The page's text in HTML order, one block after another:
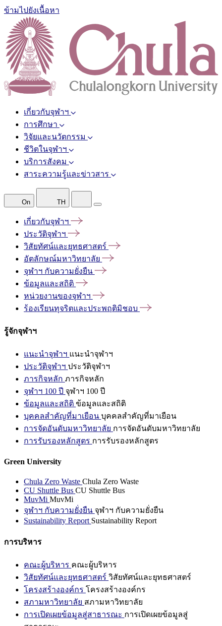
ข้ามไปยังเนื้อหา
เกี่ยวกับจุฬาฯ
การศึกษา
วิจัยและนวัตกรรม
ชีวิตในจุฬาฯ
บริการสังคม
สาระความรู้และข่าวสาร
On TH
เกี่ยวกับจุฬาฯ
ประวัติจุฬาฯ
วิสัยทัศน์และยุทธศาสตร์
อัตลักษณ์มหาวิทยาลัย
จุฬาฯ กับความยั่งยืน
ข้อมูลและสถิติ
หน่วยงานของจุฬาฯ
ร้องเรียนทุจริตและประพฤติมิชอบ
รู้จักจุฬาฯ
แนะนำจุฬาฯ แนะนำจุฬาฯ
ประวัติจุฬาฯ ประวัติจุฬาฯ
ภารกิจหลัก ภารกิจหลัก
จุฬาฯ 100 ปี จุฬาฯ 100 ปี
ข้อมูลและสถิติ ข้อมูลและสถิติ
บุคคลสำคัญที่มาเยือน บุคคลสำคัญที่มาเยือน
การจัดอันดับมหาวิทยาลัย การจัดอันดับมหาวิทยาลัย
การรับรองหลักสูตร การรับรองหลักสูตร
Green University
Chula Zero Waste Chula Zero Waste
CU Shuttle Bus CU Shuttle Bus
MuvMi MuvMi
จุฬาฯ กับความยั่งยืน จุฬาฯ กับความยั่งยืน
Sustainability Report Sustainability Report
การบริหาร
คณะผู้บริหาร คณะผู้บริหาร
วิสัยทัศน์และยุทธศาสตร์ วิสัยทัศน์และยุทธศาสตร์
โครงสร้างองค์กร โครงสร้างองค์กร
สภามหาวิทยาลัย สภามหาวิทยาลัย
การเปิดเผยข้อมูลสู่สาธารณะ การเปิดเผยข้อมูลสู่